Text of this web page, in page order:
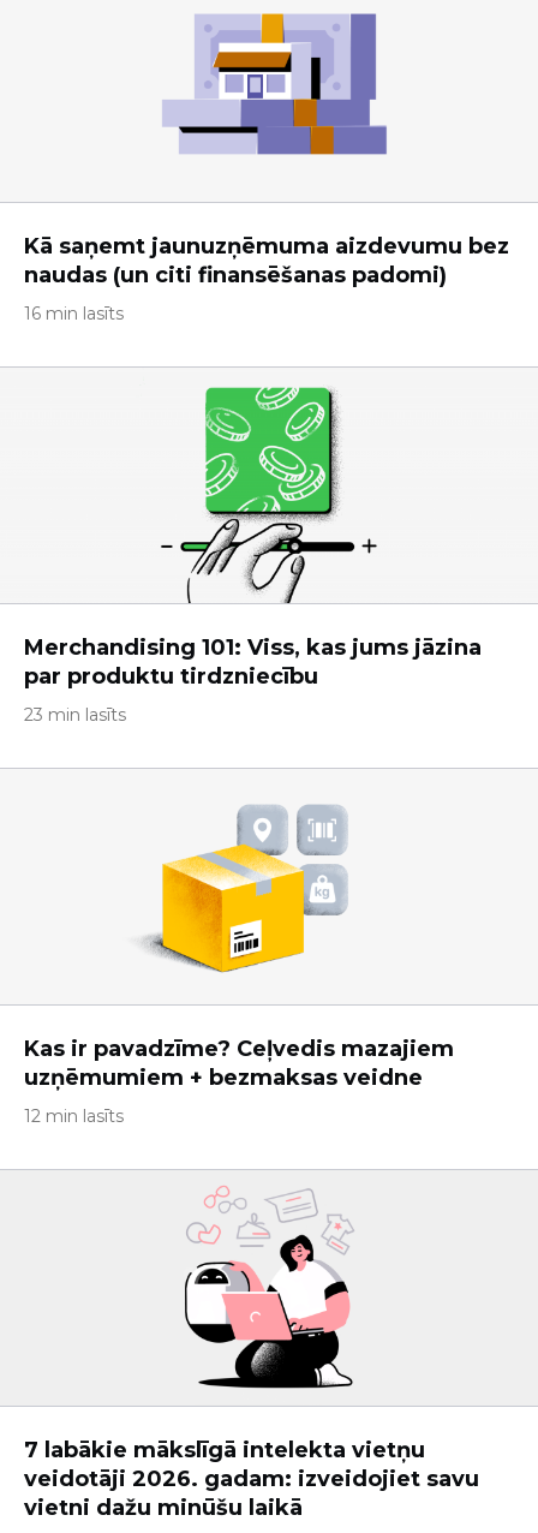
Kā saņemt jaunuzņēmuma aizdevumu bez
naudas (un citi finansēšanas padomi)
16 min lasīts
Merchandising 101: Viss, kas jums jāzina
par produktu tirdzniecību
23 min lasīts
Kas ir pavadzīme? Ceļvedis mazajiem
uzņēmumiem + bezmaksas veidne
12 min lasīts
7 labākie mākslīgā intelekta vietņu
veidotāji 2026. gadam: izveidojiet savu
vietni dažu minūšu laikā